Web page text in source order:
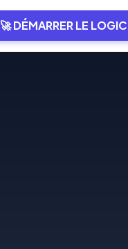
🚀 DÉMARRER LE